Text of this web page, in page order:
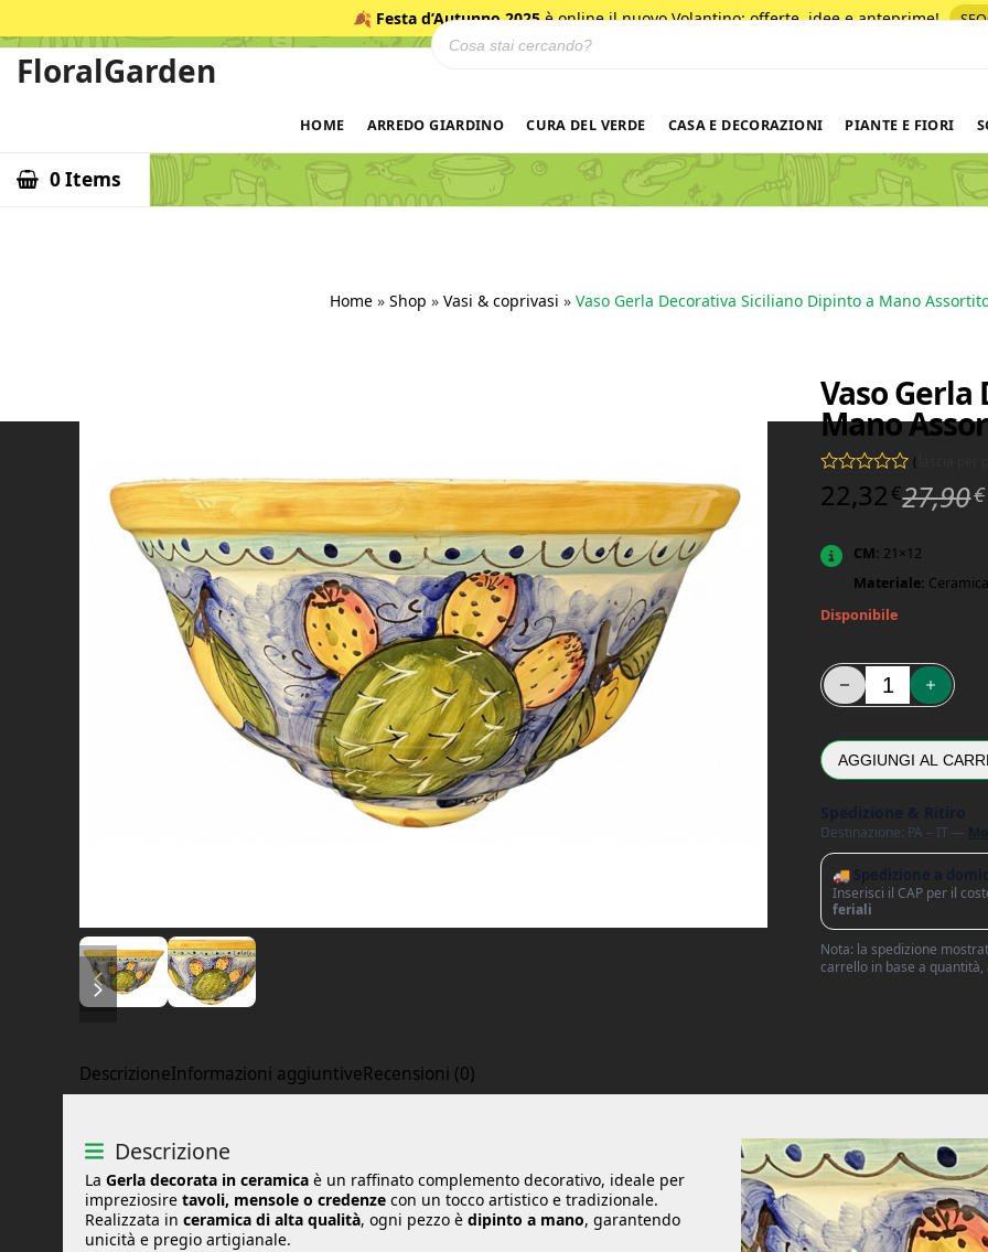
al
contenuto
🍂 Festa d’Autunno 2025è online il nuovo Volantino: offerte, idee e anteprime!
FloralGarden
Ricerca prodotti
HOME ARREDO GIARDINO CURA DEL VERDE CASA E DECORAZIONI PIANTE E FIORI
0 Items
Home » Shop » Vasi & coprivasi » Vaso Gerla Decorativa Siciliano Dipinto a Mano
diapositiva precedente
diapositiva successiva
Vaso
Mano
Valutato0 su 5
(
27,90€
22,32 €
CM: 21×12
Materiale: Ceramica
Disponibile
Vaso Gerla
AGGIUNGI AL
Destinazione: PA – IT —
🚚 Spedizione a
Inserisci il CAP per il
feriali
Nota: la spedizione
carrello in base a
DescrizioneInformazioni aggiuntiveRecensioni (0)
Descrizione
La Gerla decorata in ceramica è un raffinato complemento decorativo, ideale per
impreziosire tavoli, mensole o credenze con un tocco artistico e tradizionale.
Realizzata in ceramica di alta qualità, ogni pezzo è dipinto a mano, garantendo
unicità e pregio artigianale.